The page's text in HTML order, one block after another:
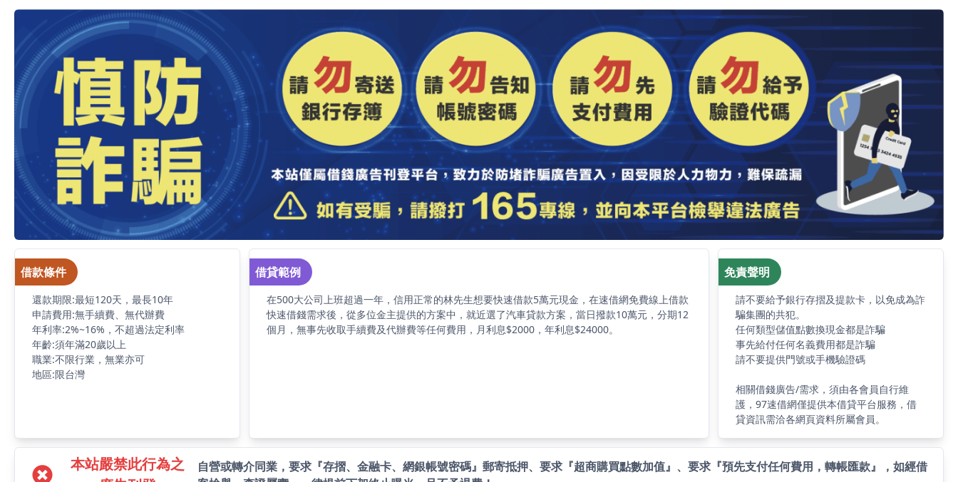
借款條件
還款期限:最短120天，最長10年
申請費用:無手續費、無代辦費
年利率:2%~16%，不超過法定利率
年齡:須年滿20歲以上
職業:不限行業，無業亦可
地區:限台灣
借貸範例
在500大公司上班超過一年，信用正常的林先生想要快速借款5萬元現金，在速借網免費線上借款
快速借錢需求後，從多位金主提供的方案中，就近選了汽車貸款方案，當日撥款10萬元，分期12
個月，無事先收取手續費及代辦費等任何費用，月利息$2000，年利息$24000。
免責聲明
請不要給予銀行存摺及提款卡，以免成為詐
騙集團的共犯。
任何類型儲值點數換現金都是詐騙
事先給付任何名義費用都是詐騙
請不要提供門號或手機驗證碼
相關借錢廣告/需求，須由各會員自行維
護，97速借網僅提供本借貸平台服務，借
貸資訊需洽各網頁資料所屬會員。
本站嚴禁此行為之
自營或轉介同業，要求『存摺、金融卡、網銀帳號密碼』郵寄抵押、要求『超商購買點數加值』、要求『預先支付任何費用，轉帳匯款』，如經借